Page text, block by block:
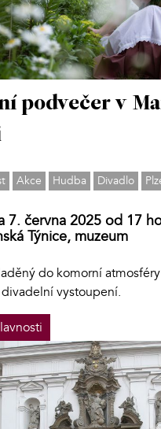
podvečer v
Akce Hudba Divadlo
7. června 2025 od 17
Týnice, muzeum
do komorní
vystoupení.